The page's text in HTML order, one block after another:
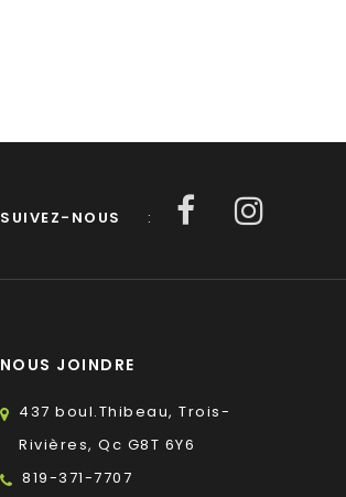
SUIVEZ-NOUS :
NOUS JOINDRE
437 boul.Thibeau, Trois-
Rivières, Qc G8T 6Y6
819-371-7707